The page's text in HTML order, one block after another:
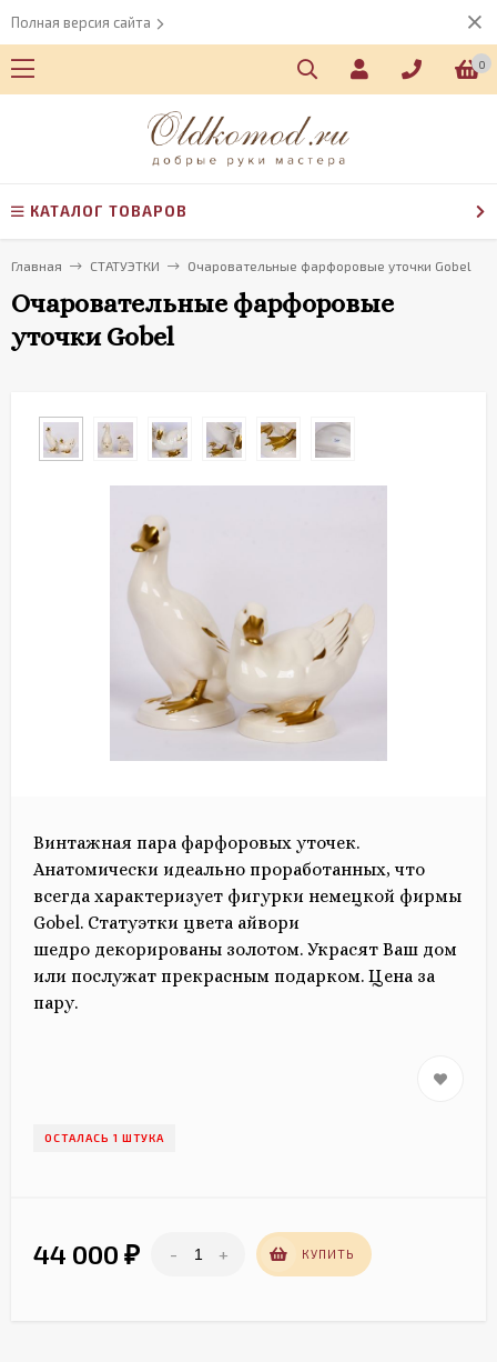
Полная версия сайта
0
КАТАЛОГ ТОВАРОВ
Главная СТАТУЭТКИ Очаровательные фарфоровые уточки Gobel
Очаровательные фарфоровые
уточки Gobel
Винтажная пара фарфоровых уточек.
Анатомически идеально проработанных, что
всегда характеризует фигурки немецкой фирмы
Gobel. Cтатуэтки цвета айвори
шедро декорированы золотом. Украсят Ваш дом
или послужат прекрасным подарком. Цена за
пару.
ОСТАЛАСЬ 1 ШТУКА
44 000 ₽ - + КУПИТЬ